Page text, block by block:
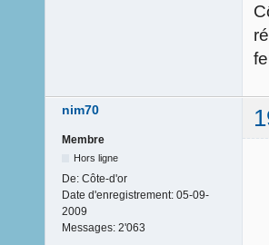
nim70
Membre
Hors ligne
De: Côte-d'or
Date d'enregistrement: 05-09-
2009
Messages: 2'063